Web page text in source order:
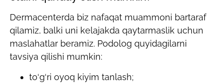
Dermacenterda biz nafaqat muammoni bartaraf
qilamiz, balki uni kelajakda qaytarmaslik uchun
maslahatlar beramiz. Podolog quyidagilarni
tavsiya qilishi mumkin:
to‘g‘ri oyoq kiyim tanlash;